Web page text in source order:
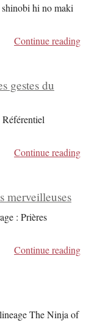
hi no maki
Continue reading
gestes du
Référentiel
Continue reading
merveilleuses
: Prières
Continue reading
The Ninja of